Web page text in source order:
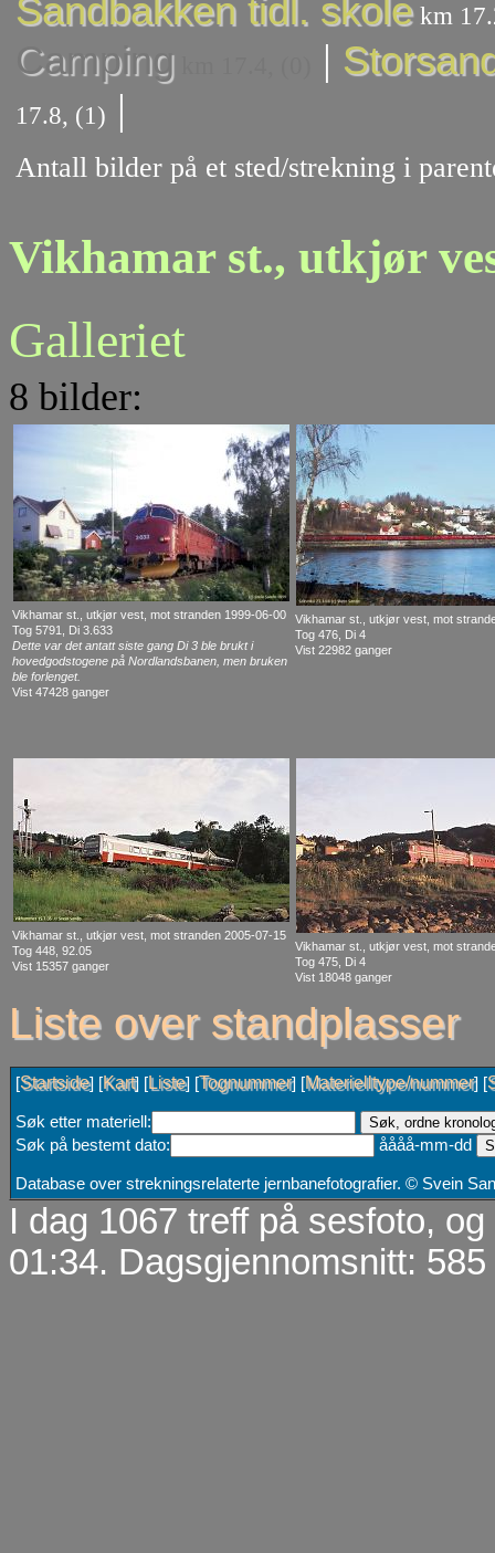
Sandbakken tidl. skolekm
Camping |
17.8, (1) |
Antall bilder på et sted/strekning i
Vikhamar st., utkjør
Galleriet
8 bilder:
Vikhamar st., utkjør vest, mot stranden 1999-06-00
Tog 5791, Di 3.633
Dette var det antatt siste gang Di 3 ble brukt i
hovedgodstogene på Nordlandsbanen, men bruken
ble forlenget.
Vist 47428 ganger
Vikhamar st., utkjør vest, mot
Tog 476, Di 4
Vist 22982 ganger
Vikhamar st., utkjør vest, mot stranden 2005-07-15
Tog 448, 92.05
Vist 15357 ganger
Vikhamar st., utkjør vest, mot
Tog 475, Di 4
Vist 18048 ganger
Liste over standplasser
[Startside] [Kart] [Liste] [Tognummer] [Materielltype/nummer] [
Søk etter materiell:
Søk på bestemt dato:
åååå-mm-dd
Database over strekningsrelaterte jernbanefotografier. © Svein
I dag 1067 treff på sesfoto,
01:34. Dagsgjennomsnitt: 585